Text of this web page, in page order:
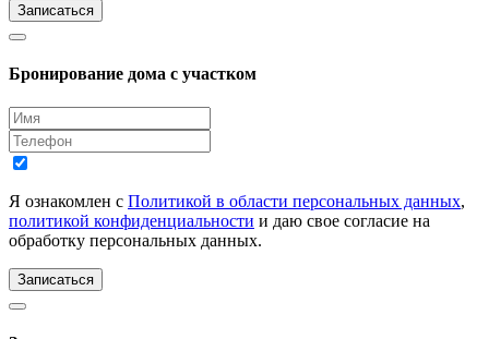
Записаться
Бронирование дома с участком
Я ознакомлен с Политикой в области персональных данных,
политикой конфиденциальности и даю свое согласие на
обработку персональных данных.
Записаться